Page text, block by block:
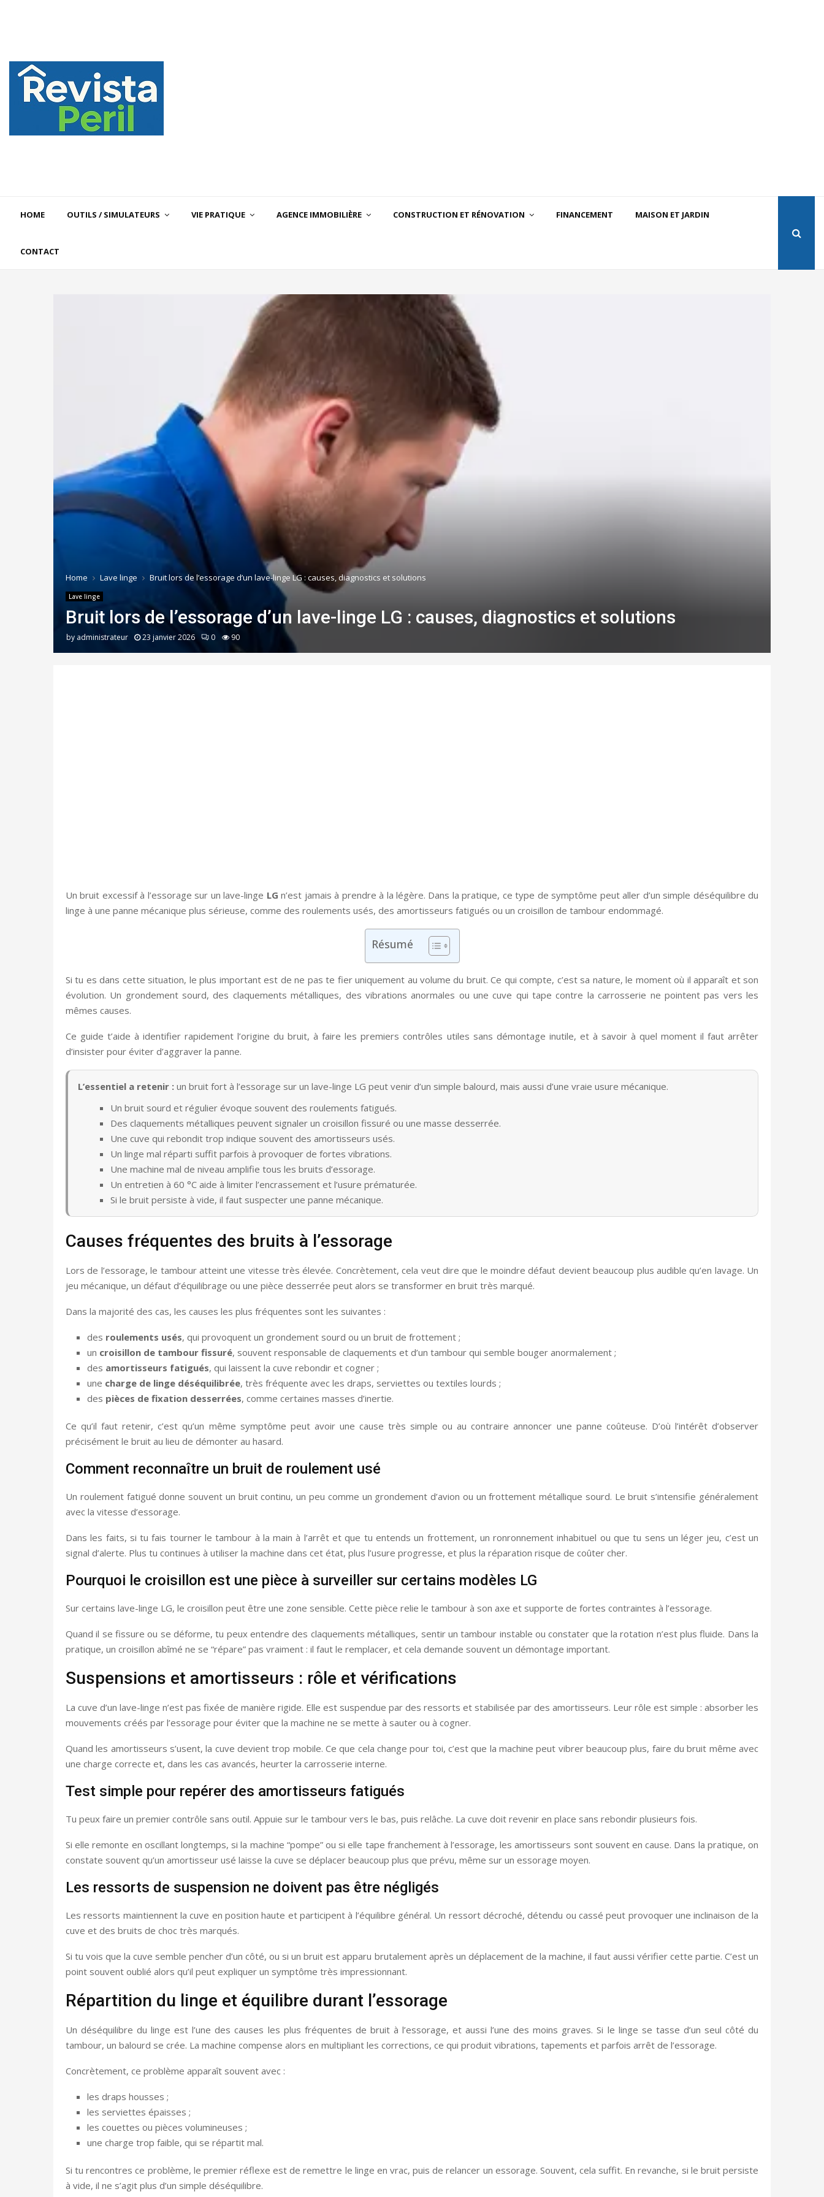
HOME OUTILS / SIMULATEURS VIE PRATIQUE AGENCE IMMOBILIÈRE CONSTRUCTION ET RÉNOVATION FINANCEMENT MAISON ET JARDIN
CONTACT
Home Lave linge Bruit lors de l’essorage d’un lave-linge LG : causes, diagnostics et solutions
Lave linge
Bruit lors de l’essorage d’un lave-linge LG : causes, diagnostics et solutions
by administrateur 23 janvier 2026 0 90
Un bruit excessif à l’essorage sur un lave-linge LG n’est jamais à prendre à la légère. Dans la pratique, ce type de symptôme peut aller d’un simple déséquilibre du
linge à une panne mécanique plus sérieuse, comme des roulements usés, des amortisseurs fatigués ou un croisillon de tambour endommagé.
Résumé
Si tu es dans cette situation, le plus important est de ne pas te fier uniquement au volume du bruit. Ce qui compte, c’est sa nature, le moment où il apparaît et son
évolution. Un grondement sourd, des claquements métalliques, des vibrations anormales ou une cuve qui tape contre la carrosserie ne pointent pas vers les
mêmes causes.
Ce guide t’aide à identifier rapidement l’origine du bruit, à faire les premiers contrôles utiles sans démontage inutile, et à savoir à quel moment il faut arrêter
d’insister pour éviter d’aggraver la panne.
L’essentiel a retenir : un bruit fort à l’essorage sur un lave-linge LG peut venir d’un simple balourd, mais aussi d’une vraie usure mécanique.
Un bruit sourd et régulier évoque souvent des roulements fatigués.
Des claquements métalliques peuvent signaler un croisillon fissuré ou une masse desserrée.
Une cuve qui rebondit trop indique souvent des amortisseurs usés.
Un linge mal réparti suffit parfois à provoquer de fortes vibrations.
Une machine mal de niveau amplifie tous les bruits d’essorage.
Un entretien à 60 °C aide à limiter l’encrassement et l’usure prématurée.
Si le bruit persiste à vide, il faut suspecter une panne mécanique.
Causes fréquentes des bruits à l’essorage
Lors de l’essorage, le tambour atteint une vitesse très élevée. Concrètement, cela veut dire que le moindre défaut devient beaucoup plus audible qu’en lavage. Un
jeu mécanique, un défaut d’équilibrage ou une pièce desserrée peut alors se transformer en bruit très marqué.
Dans la majorité des cas, les causes les plus fréquentes sont les suivantes :
des roulements usés, qui provoquent un grondement sourd ou un bruit de frottement ;
un croisillon de tambour fissuré, souvent responsable de claquements et d’un tambour qui semble bouger anormalement ;
des amortisseurs fatigués, qui laissent la cuve rebondir et cogner ;
une charge de linge déséquilibrée, très fréquente avec les draps, serviettes ou textiles lourds ;
des pièces de fixation desserrées, comme certaines masses d’inertie.
Ce qu’il faut retenir, c’est qu’un même symptôme peut avoir une cause très simple ou au contraire annoncer une panne coûteuse. D’où l’intérêt d’observer
précisément le bruit au lieu de démonter au hasard.
Comment reconnaître un bruit de roulement usé
Un roulement fatigué donne souvent un bruit continu, un peu comme un grondement d’avion ou un frottement métallique sourd. Le bruit s’intensifie généralement
avec la vitesse d’essorage.
Dans les faits, si tu fais tourner le tambour à la main à l’arrêt et que tu entends un frottement, un ronronnement inhabituel ou que tu sens un léger jeu, c’est un
signal d’alerte. Plus tu continues à utiliser la machine dans cet état, plus l’usure progresse, et plus la réparation risque de coûter cher.
Pourquoi le croisillon est une pièce à surveiller sur certains modèles LG
Sur certains lave-linge LG, le croisillon peut être une zone sensible. Cette pièce relie le tambour à son axe et supporte de fortes contraintes à l’essorage.
Quand il se fissure ou se déforme, tu peux entendre des claquements métalliques, sentir un tambour instable ou constater que la rotation n’est plus fluide. Dans la
pratique, un croisillon abîmé ne se “répare” pas vraiment : il faut le remplacer, et cela demande souvent un démontage important.
Suspensions et amortisseurs : rôle et vérifications
La cuve d’un lave-linge n’est pas fixée de manière rigide. Elle est suspendue par des ressorts et stabilisée par des amortisseurs. Leur rôle est simple : absorber les
mouvements créés par l’essorage pour éviter que la machine ne se mette à sauter ou à cogner.
Quand les amortisseurs s’usent, la cuve devient trop mobile. Ce que cela change pour toi, c’est que la machine peut vibrer beaucoup plus, faire du bruit même avec
une charge correcte et, dans les cas avancés, heurter la carrosserie interne.
Test simple pour repérer des amortisseurs fatigués
Tu peux faire un premier contrôle sans outil. Appuie sur le tambour vers le bas, puis relâche. La cuve doit revenir en place sans rebondir plusieurs fois.
Si elle remonte en oscillant longtemps, si la machine “pompe” ou si elle tape franchement à l’essorage, les amortisseurs sont souvent en cause. Dans la pratique, on
constate souvent qu’un amortisseur usé laisse la cuve se déplacer beaucoup plus que prévu, même sur un essorage moyen.
Les ressorts de suspension ne doivent pas être négligés
Les ressorts maintiennent la cuve en position haute et participent à l’équilibre général. Un ressort décroché, détendu ou cassé peut provoquer une inclinaison de la
cuve et des bruits de choc très marqués.
Si tu vois que la cuve semble pencher d’un côté, ou si un bruit est apparu brutalement après un déplacement de la machine, il faut aussi vérifier cette partie. C’est un
point souvent oublié alors qu’il peut expliquer un symptôme très impressionnant.
Répartition du linge et équilibre durant l’essorage
Un déséquilibre du linge est l’une des causes les plus fréquentes de bruit à l’essorage, et aussi l’une des moins graves. Si le linge se tasse d’un seul côté du
tambour, un balourd se crée. La machine compense alors en multipliant les corrections, ce qui produit vibrations, tapements et parfois arrêt de l’essorage.
Concrètement, ce problème apparaît souvent avec :
les draps housses ;
les serviettes épaisses ;
les couettes ou pièces volumineuses ;
une charge trop faible, qui se répartit mal.
Si tu rencontres ce problème, le premier réflexe est de remettre le linge en vrac, puis de relancer un essorage. Souvent, cela suffit. En revanche, si le bruit persiste
à vide, il ne s’agit plus d’un simple déséquilibre.